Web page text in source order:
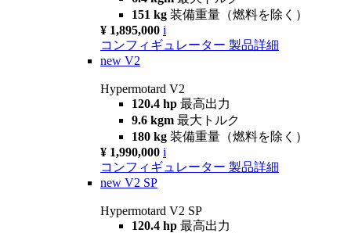
151 kg 装備重量（燃料を除く）
¥ 1,895,000 i
コンフィギュレーター 製品詳細
new V2
Hypermotard V2
120.4 hp 最高出力
9.6 kgm 最大トルク
180 kg 装備重量（燃料を除く）
¥ 1,990,000 i
コンフィギュレーター 製品詳細
new V2 SP
Hypermotard V2 SP
120.4 hp 最高出力